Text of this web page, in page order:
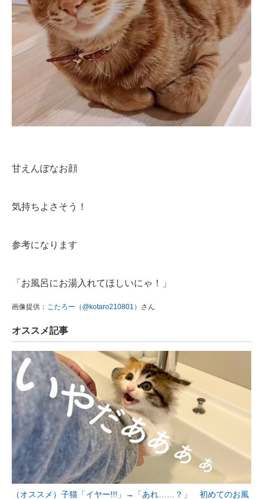
甘えんぼなお顔
気持ちよさそう！
参考になります
「お風呂にお湯入れてほしいにゃ！」
画像提供： こたろー（@kotaro210801） さん
オススメ記事
（オススメ）子猫「イヤー!!!」→「あれ……？」 初めてのお風